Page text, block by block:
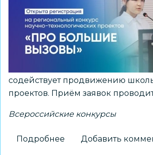
содействует продвижению
проектов. Приём заявок
Всероссийские конкурсы
Подробнее Добавить